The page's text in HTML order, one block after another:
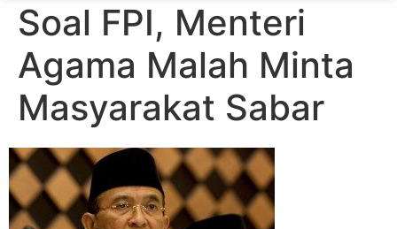
Soal FPI, Menteri
Agama Malah Minta
Masyarakat Sabar